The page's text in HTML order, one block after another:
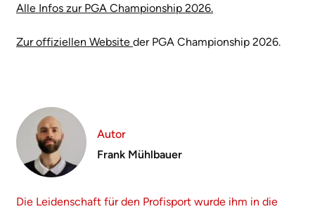
Alle Infos zur PGA Championship 2026.
Zur offiziellen Website der PGA Championship 2026.
Autor
Frank Mühlbauer
Die Leidenschaft für den Profisport wurde ihm in die